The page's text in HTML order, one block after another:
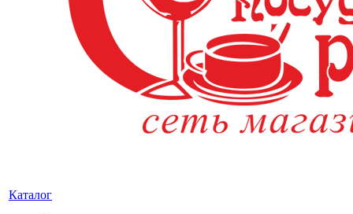
Каталог